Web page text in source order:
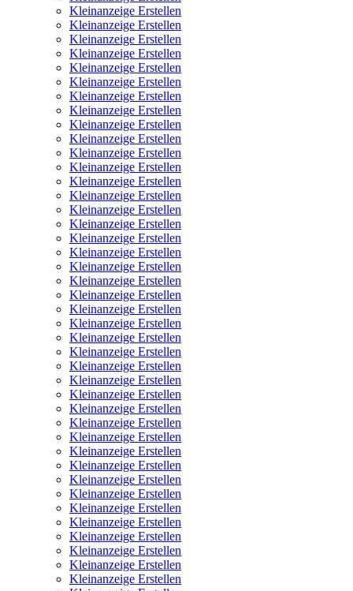
Kleinanzeige Erstellen
Kleinanzeige Erstellen
Kleinanzeige Erstellen
Kleinanzeige Erstellen
Kleinanzeige Erstellen
Kleinanzeige Erstellen
Kleinanzeige Erstellen
Kleinanzeige Erstellen
Kleinanzeige Erstellen
Kleinanzeige Erstellen
Kleinanzeige Erstellen
Kleinanzeige Erstellen
Kleinanzeige Erstellen
Kleinanzeige Erstellen
Kleinanzeige Erstellen
Kleinanzeige Erstellen
Kleinanzeige Erstellen
Kleinanzeige Erstellen
Kleinanzeige Erstellen
Kleinanzeige Erstellen
Kleinanzeige Erstellen
Kleinanzeige Erstellen
Kleinanzeige Erstellen
Kleinanzeige Erstellen
Kleinanzeige Erstellen
Kleinanzeige Erstellen
Kleinanzeige Erstellen
Kleinanzeige Erstellen
Kleinanzeige Erstellen
Kleinanzeige Erstellen
Kleinanzeige Erstellen
Kleinanzeige Erstellen
Kleinanzeige Erstellen
Kleinanzeige Erstellen
Kleinanzeige Erstellen
Kleinanzeige Erstellen
Kleinanzeige Erstellen
Kleinanzeige Erstellen
Kleinanzeige Erstellen
Kleinanzeige Erstellen
Kleinanzeige Erstellen